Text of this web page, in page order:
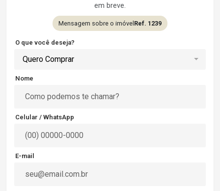
em breve.
Mensagem sobre o imóvel Ref. 1239
O que você deseja?
Quero Comprar
Nome
Celular / WhatsApp
E-mail